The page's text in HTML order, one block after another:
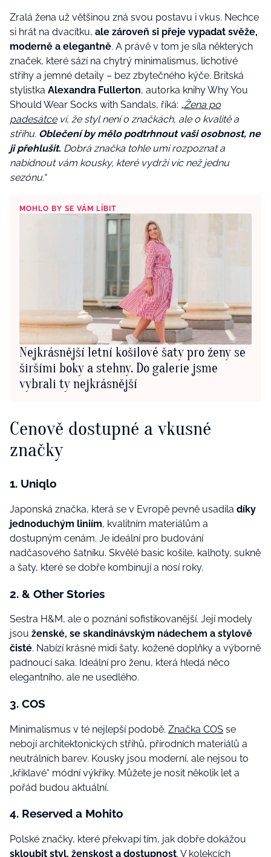
Zralá žena už většinou zná svou postavu i vkus. Nechce
si hrát na dvacítku, ale zároveň si přeje vypadat svěže,
moderně a elegantně. A právě v tom je síla některých
značek, které sází na chytrý minimalismus, lichotivé
střihy a jemné detaily – bez zbytečného kýče. Britská
stylistka Alexandra Fullerton, autorka knihy Why You
Should Wear Socks with Sandals, říká: „Žena po
padesátceví, že styl není o značkách, ale o kvalitě a
střihu. Oblečení by mělo podtrhnout vaši osobnost, ne
ji přehlušit. Dobrá značka tohle umí rozpoznat a
nabídnout vám kousky, které vydrží víc než jednu
sezónu.“
MOHLO BY SE VÁM LÍBIT
Nejkrásnější letní košilové šaty pro ženy se
širšími boky a stehny. Do galerie jsme
vybrali ty nejkrásnější
Cenově dostupné a vkusné
značky
1. Uniqlo
Japonská značka, která se v Evropě pevně usadila díky
jednoduchým liniím, kvalitním materiálům a
dostupným cenám. Je ideální pro budování
nadčasového šatníku. Skvělé basic košile, kalhoty, sukně
a šaty, které se dobře kombinují a nosí roky.
2. & Other Stories
Sestra H&M, ale o poznání sofistikovanější. Její modely
jsou ženské, se skandinávským nádechem a stylově
čisté. Nabízí krásné midi šaty, kožené doplňky a výborně
padnoucí saka. Ideální pro ženu, která hledá něco
elegantního, ale ne usedlého.
3. COS
Minimalismus v té nejlepší podobě. Značka COS se
nebojí architektonických střihů, přírodních materiálů a
neutrálních barev. Kousky jsou moderní, ale nejsou to
„křiklavé“ módní výkřiky. Můžete je nosit několik let a
pořád budou aktuální.
4. Reserved a Mohito
Polské značky, které překvapí tím, jak dobře dokážou
skloubit styl, ženskost a dostupnost. V kolekcích